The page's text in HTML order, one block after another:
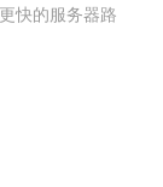
快的服务器路